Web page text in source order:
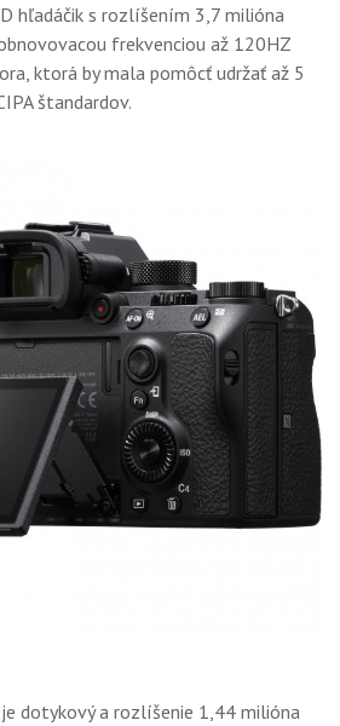
hľadáčik s rozlíšením 3,7 milióna
frekvenciou až 120HZ
ktorá by mala pomôcť udržať až 5
štandardov.
dotykový a rozlíšenie 1,44 milióna